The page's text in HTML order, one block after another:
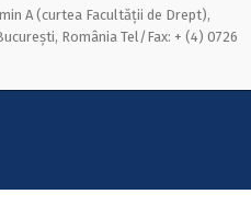
A (curtea Facultății de Drept),
România Tel/Fax: + (4) 0726